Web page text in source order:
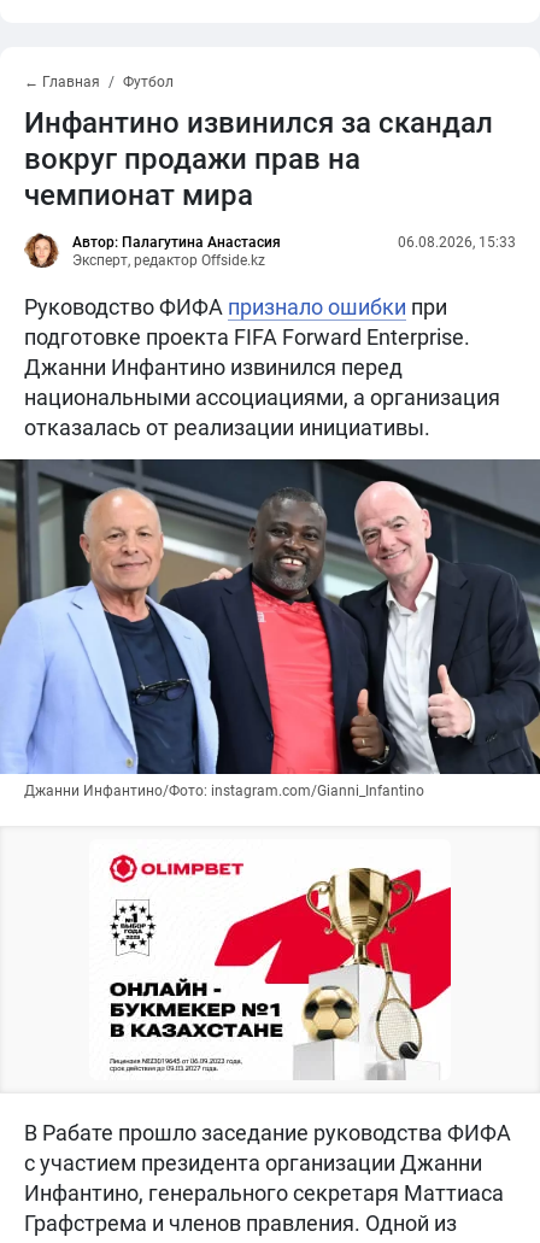
← Главная Футбол
Инфантино извинился за скандал
вокруг продажи прав на
чемпионат мира
Автор: Палагутина Анастасия
Эксперт, редактор Offside.kz
06.08.2026, 15:33
Руководство ФИФА признало ошибки при
подготовке проекта FIFA Forward Enterprise.
Джанни Инфантино извинился перед
национальными ассоциациями, а организация
отказалась от реализации инициативы.
Джанни Инфантино/Фото: instagram.com/Gianni_Infantino
В Рабате прошло заседание руководства ФИФА
с участием президента организации Джанни
Инфантино, генерального секретаря Маттиаса
Графстрема и членов правления. Одной из